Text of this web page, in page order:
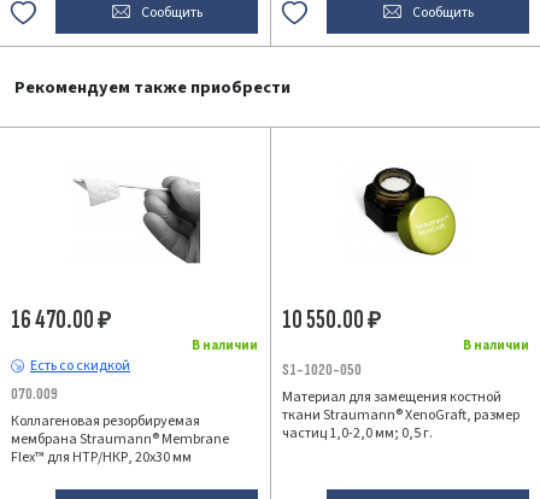
Сообщить Сообщить
Рекомендуем также приобрести
В наличии
16 470.00₽
Есть со скидкой
070.009
Коллагеновая резорбируемая
мембрана Straumann® Membrane
Flex™ для НТР/НКР, 20х30 мм
В наличии
10 550.00₽
S1-1020-050
Материал для замещения костной
ткани Straumann® XenoGraft, размер
частиц 1,0-2,0 мм; 0,5 г.